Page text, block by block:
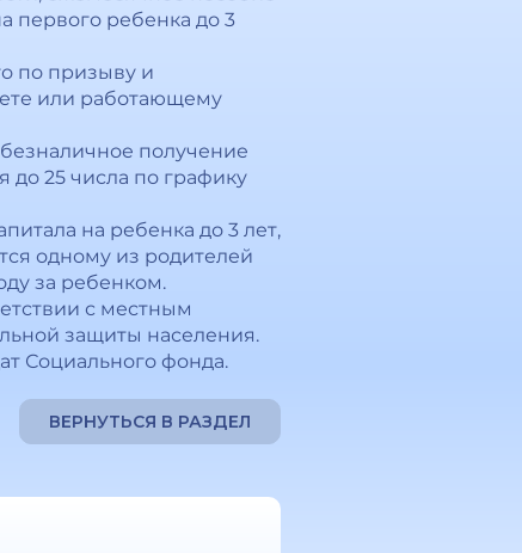
первого ребенка до 3
по призыву и
или работающему
получение
до 25 числа по графику
на ребенка до 3 лет,
одному из родителей
за ребенком.
с местным
защиты населения.
Социального фонда.
ВЕРНУТЬСЯ В РАЗДЕЛ